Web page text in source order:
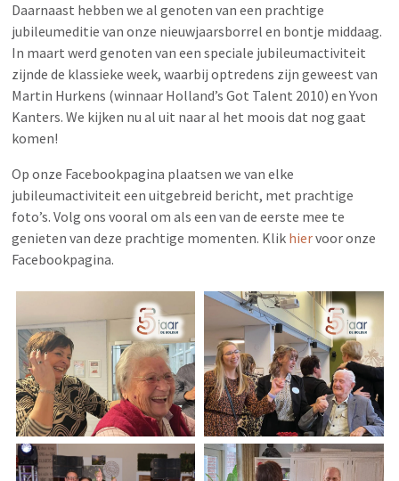
Daarnaast hebben we al genoten van een prachtige
jubileumeditie van onze nieuwjaarsborrel en bontje middaag.
In maart werd genoten van een speciale jubileumactiviteit
zijnde de klassieke week, waarbij optredens zijn geweest van
Martin Hurkens (winnaar Holland’s Got Talent 2010) en Yvon
Kanters. We kijken nu al uit naar al het moois dat nog gaat
komen!
Op onze Facebookpagina plaatsen we van elke
jubileumactiviteit een uitgebreid bericht, met prachtige
foto’s. Volg ons vooral om als een van de eerste mee te
genieten van deze prachtige momenten. Klik hiervoor onze
Facebookpagina.